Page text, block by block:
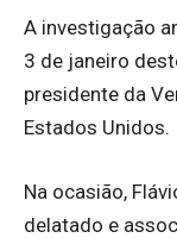
A investigação
3 de janeiro
presidente da
Estados Unidos.
Na ocasião,
delatado e